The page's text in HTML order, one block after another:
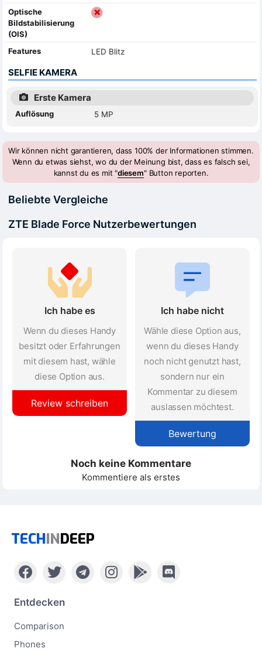
Optische
Bildstabilisierung
(OIS)
Features
LED Blitz
SELFIE KAMERA
Erste Kamera
Auflösung 5 MP
Wir können nicht garantieren, dass 100% der Informationen stimmen.
Wenn du etwas siehst, wo du der Meinung bist, dass es falsch sei,
kannst du es mit "diesem" Button reporten.
Beliebte Vergleiche
ZTE Blade Force Nutzerbewertungen
Ich habe es
Wenn du dieses Handy
besitzt oder Erfahrungen
mit diesem hast, wähle
diese Option aus.
Review schreiben
Ich habe nicht
Wähle diese Option aus,
wenn du dieses Handy
noch nicht genutzt hast,
sondern nur ein
Kommentar zu diesem
auslassen möchtest.
Bewertung
Noch keine Kommentare
Kommentiere als erstes
TECHINDEEP
Entdecken
Comparison
Phones